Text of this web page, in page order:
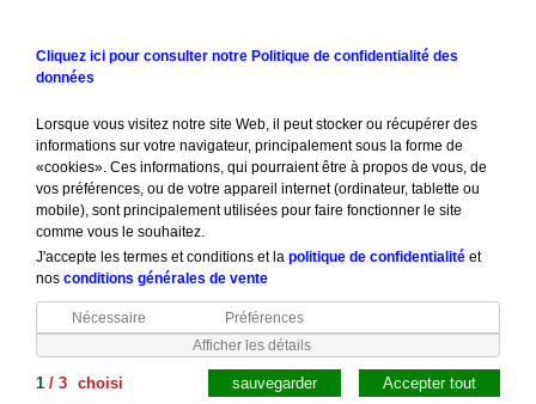
Cliquez ici pour consulter notre Politique de confidentialité des
données
Lorsque vous visitez notre site Web, il peut stocker ou récupérer des
informations sur votre navigateur, principalement sous la forme de
«cookies». Ces informations, qui pourraient être à propos de vous, de
vos préférences, ou de votre appareil internet (ordinateur, tablette ou
mobile), sont principalement utilisées pour faire fonctionner le site
comme vous le souhaitez.
J'accepte les termes et conditions et lapolitique de confidentialité et
nos conditions générales de vente
Nécessaire
Préférences
Afficher les détails
1 /3 choisi Accepter tout
sauvegarder